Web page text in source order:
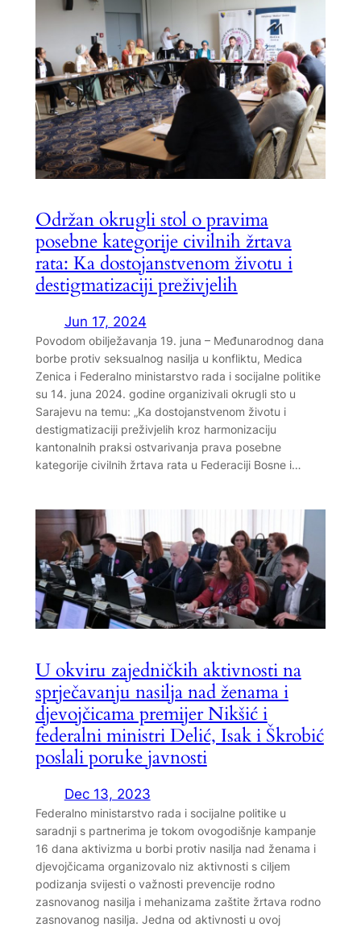
Održan okrugli stol o pravima
posebne kategorije civilnih žrtava
rata: Ka dostojanstvenom životu i
destigmatizaciji preživjelih
Jun 17, 2024
Povodom obilježavanja 19. juna – Međunarodnog dana
borbe protiv seksualnog nasilja u konfliktu, Medica
Zenica i Federalno ministarstvo rada i socijalne politike
su 14. juna 2024. godine organizivali okrugli sto u
Sarajevu na temu: „Ka dostojanstvenom životu i
destigmatizaciji preživjelih kroz harmonizaciju
kantonalnih praksi ostvarivanja prava posebne
kategorije civilnih žrtava rata u Federaciji Bosne i…
U okviru zajedničkih aktivnosti na
sprječavanju nasilja nad ženama i
djevojčicama premijer Nikšić i
federalni ministri Delić, Isak i Škrobić
poslali poruke javnosti
Dec 13, 2023
Federalno ministarstvo rada i socijalne politike u
saradnji s partnerima je tokom ovogodišnje kampanje
16 dana aktivizma u borbi protiv nasilja nad ženama i
djevojčicama organizovalo niz aktivnosti s ciljem
podizanja svijesti o važnosti prevencije rodno
zasnovanog nasilja i mehanizama zaštite žrtava rodno
zasnovanog nasilja. Jedna od aktivnosti u ovoj